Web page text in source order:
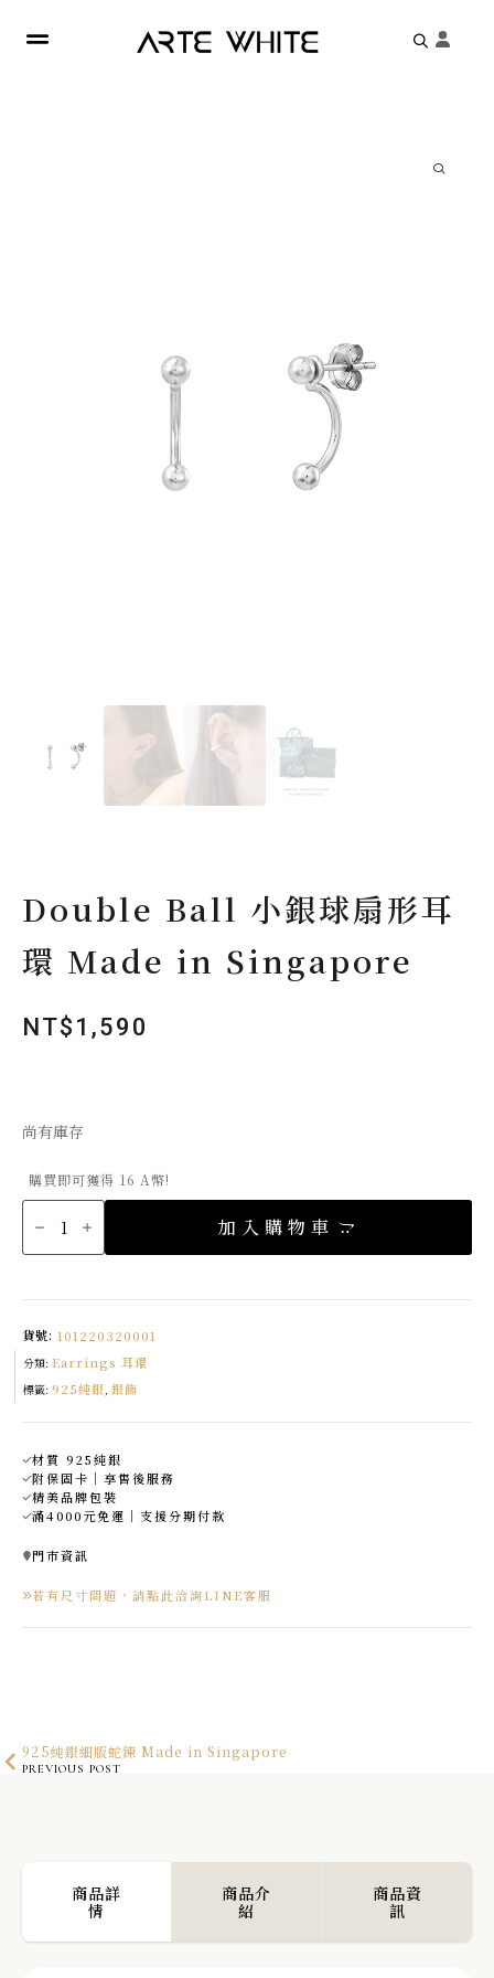
Double Ball 小銀球扇形耳
環 Made in Singapore
NT$ 1,590
尚有庫存
購買即可獲得 16 A幣!
Double
球
耳
in
數
加入購物車
貨號: 101220320001
分類: Earrings 耳環
標籤: 925純銀 , 銀飾
材質 925純銀
附保固卡｜享售後服務
精美品牌包裝
滿4000元免運｜支援分期付款
門市資訊
若有尺寸問題，請點此洽詢LINE客服
925純銀細版蛇鍊 Made in Singapore
PREVIOUS POST
商品詳
情
商品介
紹
商品資
訊